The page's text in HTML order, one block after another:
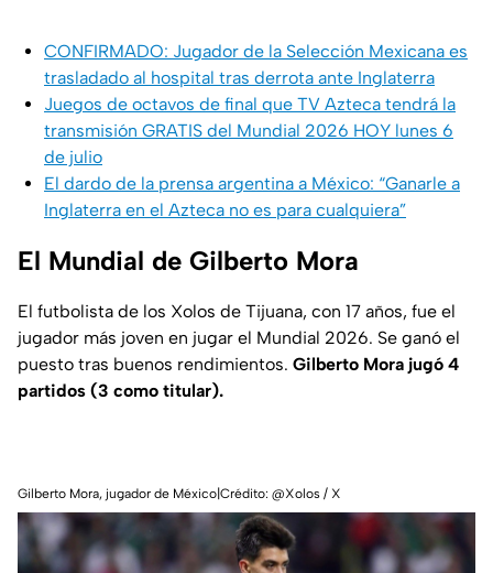
CONFIRMADO: Jugador de la Selección Mexicana es
trasladado al hospital tras derrota ante Inglaterra
Juegos de octavos de final que TV Azteca tendrá la
transmisión GRATIS del Mundial 2026 HOY lunes 6
de julio
El dardo de la prensa argentina a México: “Ganarle a
Inglaterra en el Azteca no es para cualquiera”
El Mundial de Gilberto Mora
El futbolista de los Xolos de Tijuana, con 17 años, fue el
jugador más joven en jugar el Mundial 2026. Se ganó el
puesto tras buenos rendimientos. Gilberto Mora jugó 4
partidos (3 como titular).
Gilberto Mora, jugador de México|Crédito: @Xolos / X